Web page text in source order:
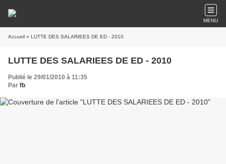
MENU
Accueil » LUTTE DES SALARIEES DE ED - 2010
LUTTE DES SALARIEES DE ED - 2010
Publié le 29/01/2010 à 11:35
Par fb